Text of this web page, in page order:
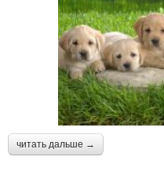
читать дальше →